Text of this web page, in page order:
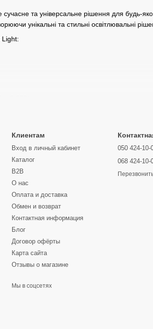
та універсальне рішення для будь-
унікальні та стильні освітлювальні
Light:
рівномірне освітлення, ідеально підходить
вже сьогодні і отримайте скидку 10%!
Клиентам
Вход в личный кабинет
Каталог
B2B
О нас
Оплата и доставка
Обмен и возврат
Контактная информация
Блог
Договор офёрты
Карта сайта
Отзывы о магазине
Мы в соцсетях
050 424-10-
068 424-10-